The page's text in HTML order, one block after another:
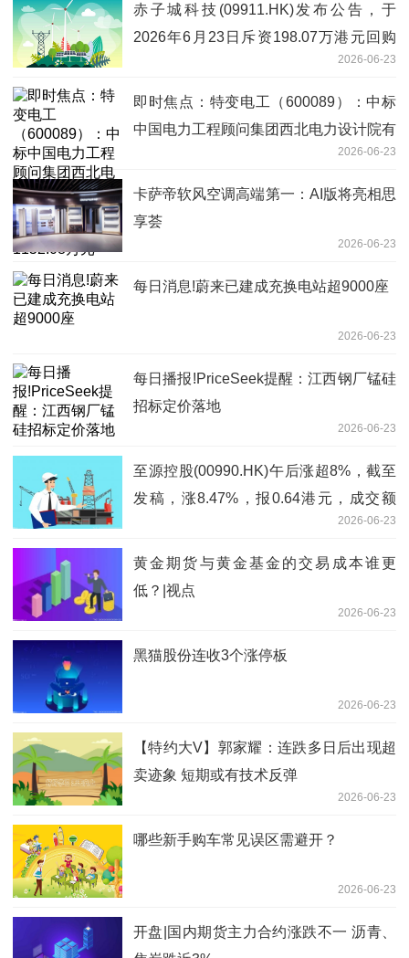
赤子城科技(09911.HK)发布公告，于
2026年6月23日斥资198.07万港元回购
2026-06-23
即时焦点：特变电工（600089）：中标
中国电力工程顾问集团西北电力设计院有
限公司采购项目，中标金额为1152.08万
元
2026-06-23
卡萨帝软风空调高端第一：AI版将亮相思
享荟
2026-06-23
每日消息!蔚来已建成充换电站超9000座
2026-06-23
每日播报!PriceSeek提醒：江西钢厂锰硅
招标定价落地
2026-06-23
至源控股(00990.HK)午后涨超8%，截至
发稿，涨8.47%，报0.64港元，成交额
2026-06-23
黄金期货与黄金基金的交易成本谁更
低？|视点
2026-06-23
黑猫股份连收3个涨停板
2026-06-23
【特约大V】郭家耀：连跌多日后出现超
卖迹象 短期或有技术反弹
2026-06-23
哪些新手购车常见误区需避开？
2026-06-23
开盘|国内期货主力合约涨跌不一 沥青、